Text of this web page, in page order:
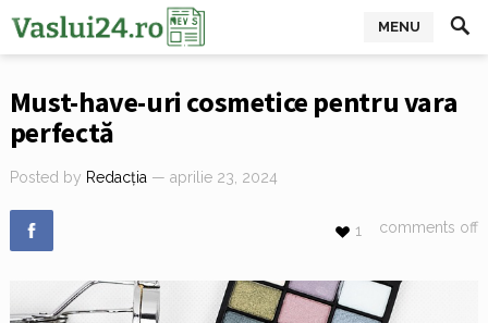
MENU
Must-have-uri cosmetice pentru vara
perfectă
Posted by Redacția — aprilie 23, 2024
comments off
1